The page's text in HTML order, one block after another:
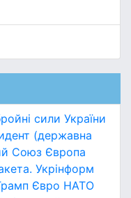
сили України
(державна
Союз Європа
Укрінформ
Євро НАТО